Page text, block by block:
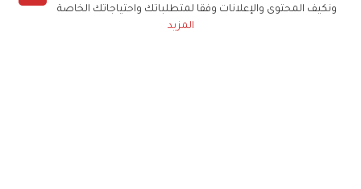
ونكيف المحتوى والإعلانات وفقا لمتطلباتك واحتياجاتك الخاصة
المزيد